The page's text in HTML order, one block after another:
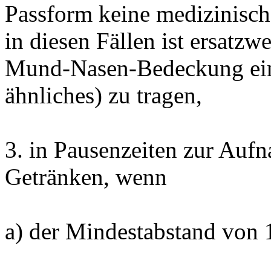
Passform keine
in diesen Fällen ist
Mund-Nasen-Bedeckung
ähnliches) zu tragen,
3. in Pausenzeiten zur
Getränken, wenn
a) der Mindestabstand von